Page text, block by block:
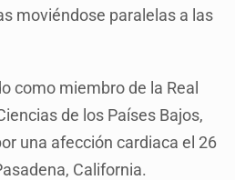
moviéndose paralelas a las
como miembro de la Real
de los Países Bajos,
una afección cardiaca el 26
California.